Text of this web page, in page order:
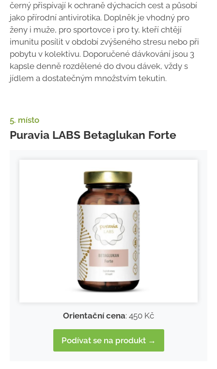
černý přispívají k ochraně dýchacích cest a působí
jako přírodní antivirotika. Doplněk je vhodný pro
ženy i muže, pro sportovce i pro ty, kteří chtějí
imunitu posílit v období zvýšeného stresu nebo při
pobytu v kolektivu. Doporučené dávkování jsou 3
kapsle denně rozdělené do dvou dávek, vždy s
jídlem a dostatečným množstvím tekutin.
5. místo
Puravia LABS Betaglukan Forte
Orientační cena: 450 Kč
Podívat se na produkt →